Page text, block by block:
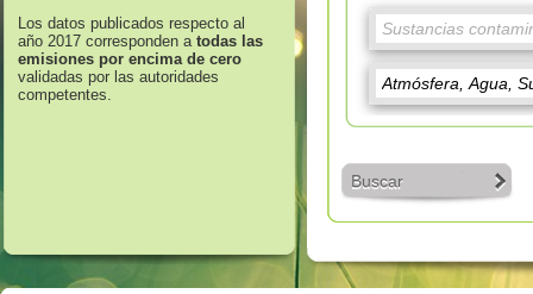
Los datos publicados respecto al
año 2017 corresponden atodas las
emisiones por encima de cero
validadas por las autoridades
competentes.
Buscar